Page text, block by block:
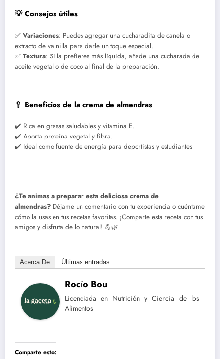
💡 Consejos útiles
✅ Variaciones: Puedes agregar una cucharadita de canela o
extracto de vainilla para darle un toque especial.
✅ Textura: Si la prefieres más líquida, añade una cucharada de
aceite vegetal o de coco al final de la preparación.
🥄 Beneficios de la crema de almendras
✔️ Rica en grasas saludables y vitamina E.
✔️ Aporta proteína vegetal y fibra.
✔️ Ideal como fuente de energía para deportistas y estudiantes.
¿Te animas a preparar esta deliciosa crema de
almendras? Déjame un comentario con tu experiencia o cuéntame
cómo la usas en tus recetas favoritas. ¡Comparte esta receta con tus
amigos y disfruta de lo natural! 💪🌿
Acerca De Últimas entradas
Rocío Bou
Licenciada en Nutrición y Ciencia de los
Alimentos
Comparte esto: